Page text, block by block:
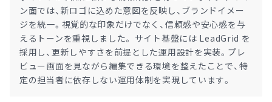
ン面では、新ロゴに込めた意図を反映し、ブランドイメー
ジを統一。視覚的な印象だけでなく、信頼感や安心感を与
えるトーンを重視しました。 サイト基盤には LeadGrid を
採用し、更新しやすさを前提とした運用設計を実装。プレ
ビュー画面を見ながら編集できる環境を整えたことで、特
定の担当者に依存しない運用体制を実現しています。